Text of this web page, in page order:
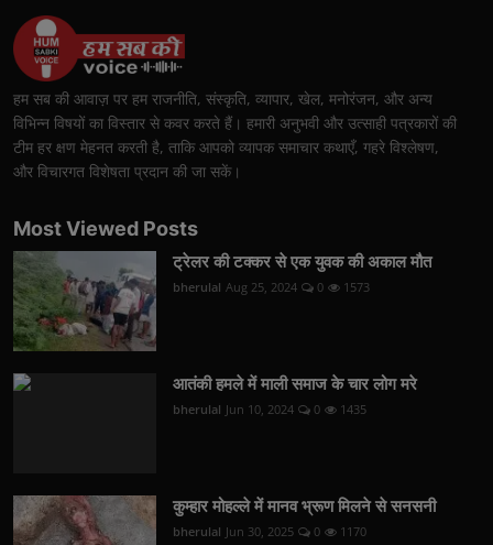
हम सब की आवाज़ पर हम राजनीति, संस्कृति, व्यापार, खेल, मनोरंजन, और अन्य
विभिन्न विषयों का विस्तार से कवर करते हैं। हमारी अनुभवी और उत्साही पत्रकारों की
टीम हर क्षण मेहनत करती है, ताकि आपको व्यापक समाचार कथाएँ, गहरे विश्लेषण,
और विचारगत विशेषता प्रदान की जा सकें।
Most Viewed Posts
ट्रेलर की टक्कर से एक युवक की अकाल मौत
bherulal Aug 25, 2024 0 1573
आतंकी हमले में माली समाज के चार लोग मरे
bherulal Jun 10, 2024 0 1435
कुम्हार मोहल्ले में मानव भ्रूण मिलने से सनसनी
bherulal Jun 30, 2025 0 1170